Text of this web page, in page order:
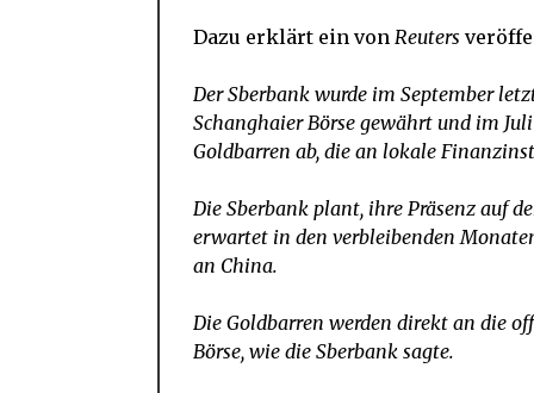
Dazu erklärt ein von Reuters
Der Sberbank wurde im September
Schanghaier Börse gewährt und im
Goldbarren ab, die an lokale
Die Sberbank plant, ihre Präsenz auf
erwartet in den verbleibenden
an China.
Die Goldbarren werden direkt an die
Börse, wie die Sberbank sagte.